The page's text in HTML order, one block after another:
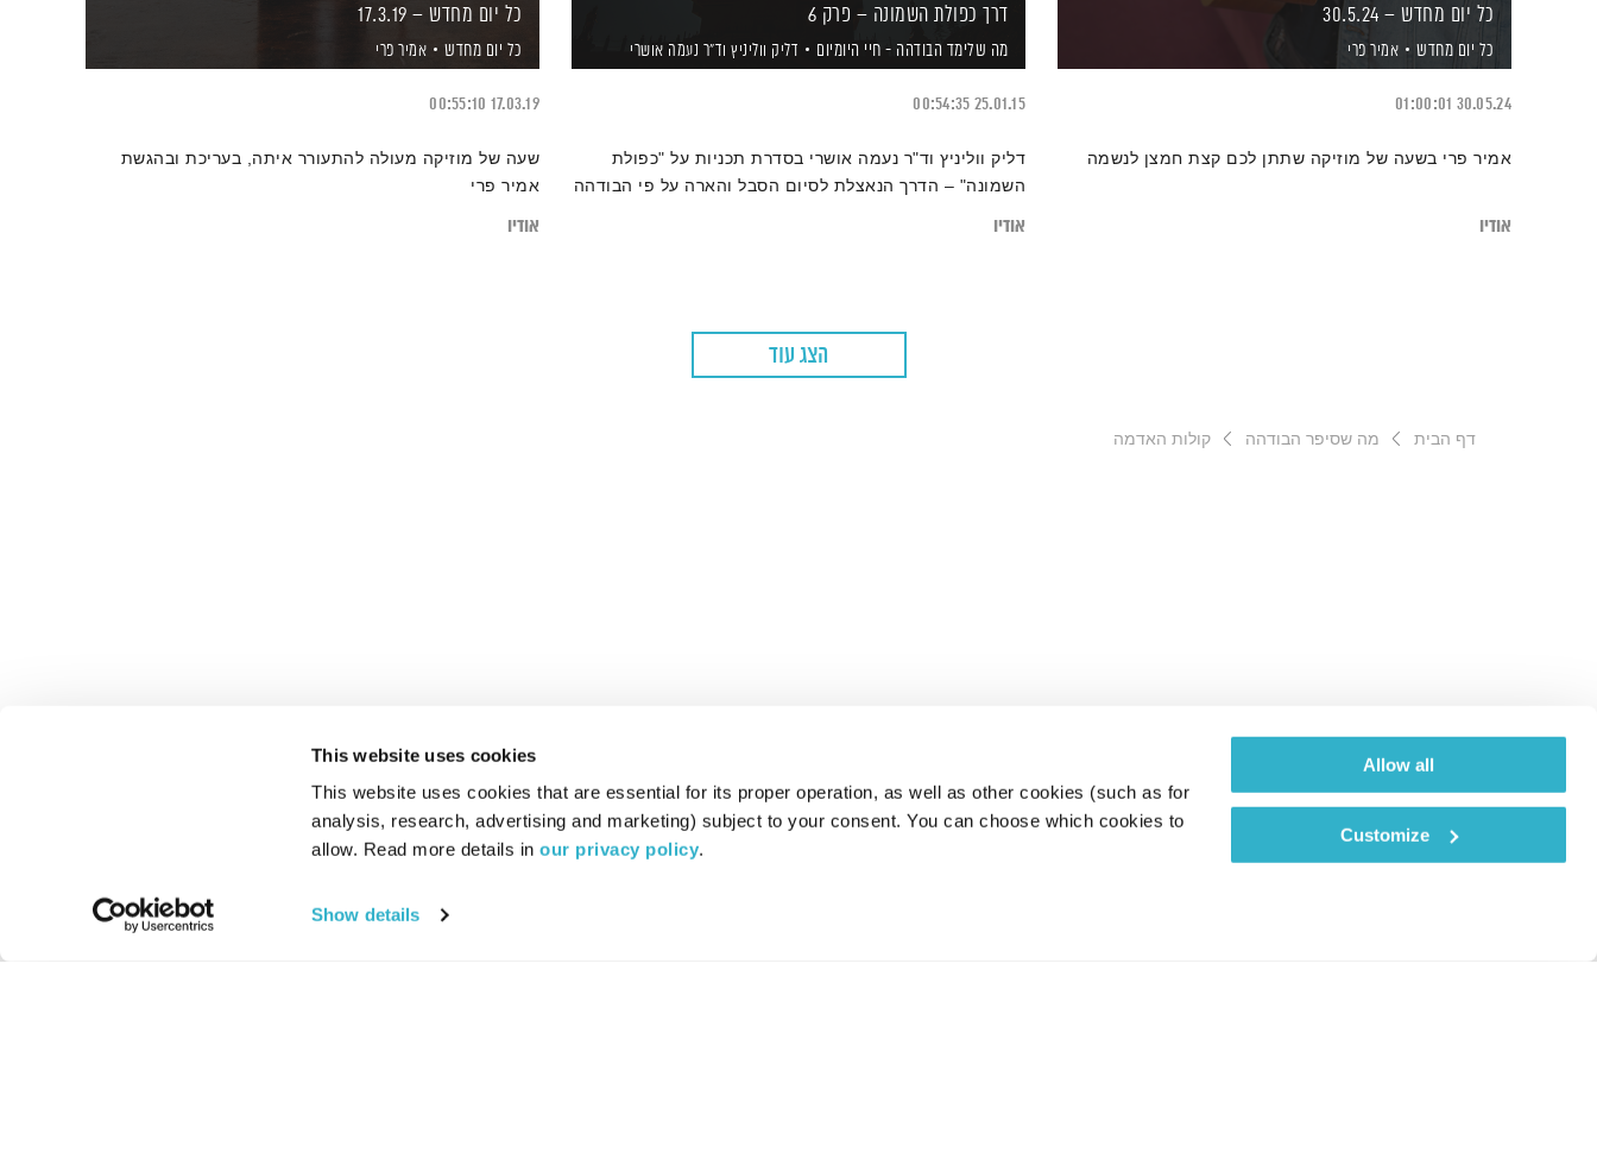
This website uses cookies
This website uses cookies that are essential for its proper operation, as well as other cookies (such as for
analysis, research, advertising and marketing) subject to your consent. You can choose which cookies to
allow. Read more details in our privacy policy.
Show details
Allow all
Customize
כל יום מחדש – 30.5.24
כל יום מחדש אמיר פרי
30.05.24
01:00:01
אמיר פרי בשעה של מוזיקה שתתן לכם קצת חמצן לנשמה
אודיו
דרך כפולת השמונה – פרק 6
מה שלימד הבודהה - חיי היומיום דליק ווליניץ וד"ר נעמה אושרי
25.01.15
00:54:35
דליק ווליניץ וד"ר נעמה אושרי בסדרת תכניות על "כפולת
השמונה" – הדרך הנאצלת לסיום הסבל והארה על פי הבודהה
אודיו
כל יום מחדש – 17.3.19
כל יום מחדש אמיר פרי
17.03.19
00:55:10
שעה של מוזיקה מעולה להתעורר איתה, בעריכת ובהגשת
אמיר פרי
אודיו
הצג עוד
דף הבית מה שסיפר הבודהה קולות האדמה